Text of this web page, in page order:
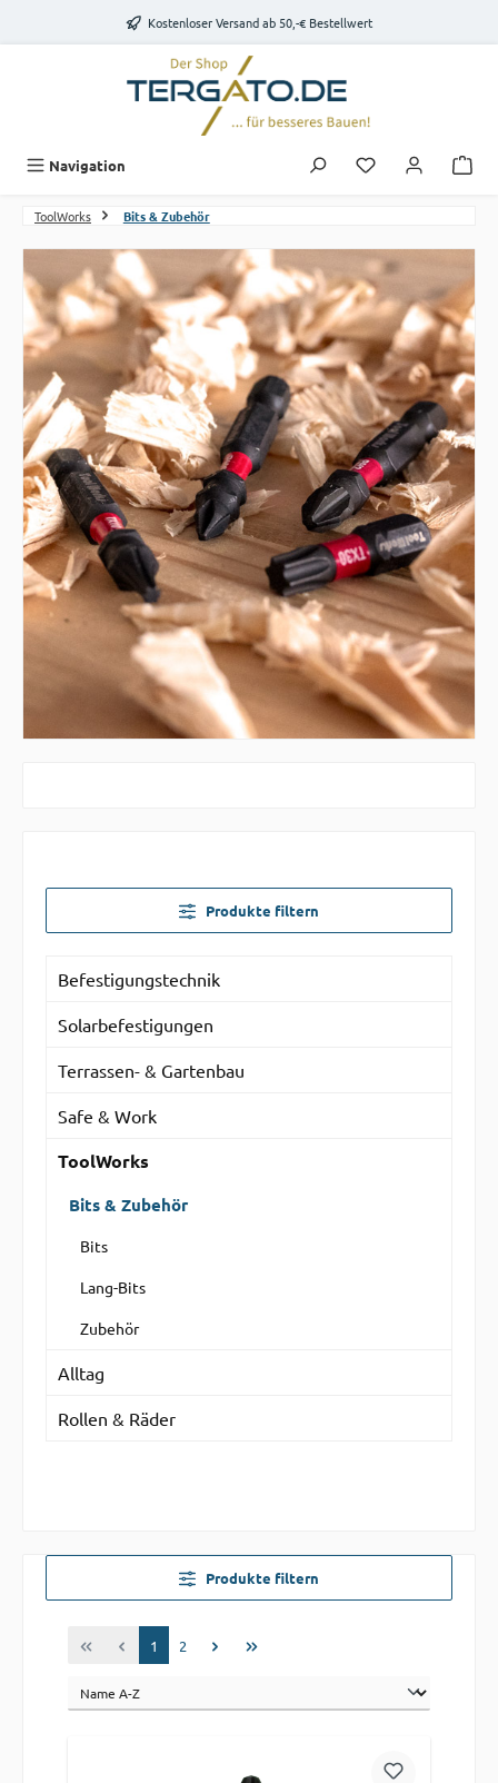
Zum Hauptinhalt springenKostenloser Versand ab 50,-€ Bestellwert
Navigation Du hast 0
ToolWorks Bits & Zubehör
Produkte filtern
Befestigungstechnik
Solarbefestigungen
Terrassen- & Gartenbau
Safe & Work
ToolWorks
Bits & Zubehör
Bits
Lang-Bits
Zubehör
Alltag
Rollen & Räder
Produkte filtern
Seite
1 Seite
2